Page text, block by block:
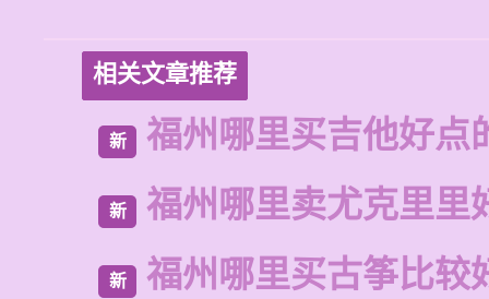
相关文章推荐
新 福州哪里买吉他好点
新 福州哪里卖尤克里里
新 福州哪里买古筝比较